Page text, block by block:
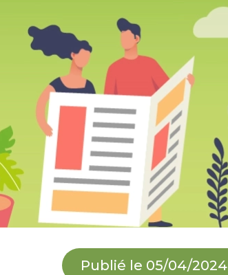
Publié le 05/04/2024